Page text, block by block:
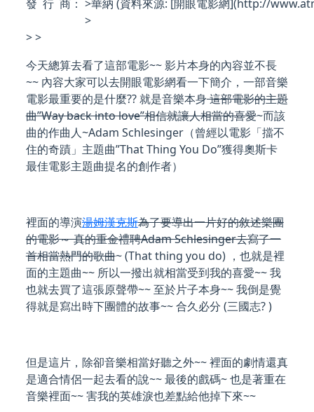
發 行 商： >
>
華納 (資料來源: [開眼電影網](http://
> >
今天總算去看了這部電影~~ 影片本身的內容並不長
~~ 內容大家可以去開眼電影網看一下簡介，一部音樂
電影最重要的是什麼?? 就是音樂本身這部電影的主題
曲”Way back into love”相信就讓人相當的喜愛~而該
曲的作曲人~Adam Schlesinger（曾經以電影「擋不
住的奇蹟」主題曲”That Thing You Do”獲得奧斯卡
最佳電影主題曲提名的創作者）
裡面的導演湯姆漢克斯為了要導出一片好的敘述樂團
的電影～ 真的重金禮聘Adam Schlesinger去寫了一
首相當熱門的歌曲~ (That thing you do) ，也就是裡
面的主題曲~~ 所以一撥出就相當受到我的喜愛~~ 我
也就去買了這張原聲帶~~ 至於片子本身~~ 我倒是覺
得就是寫出時下團體的故事~~ 合久必分 (三國志? )
但是這片，除卻音樂相當好聽之外~~ 裡面的劇情還真
是適合情侶一起去看的說~~ 最後的戲碼~ 也是著重在
音樂裡面~~ 害我的英雄淚也差點給他掉下來~~